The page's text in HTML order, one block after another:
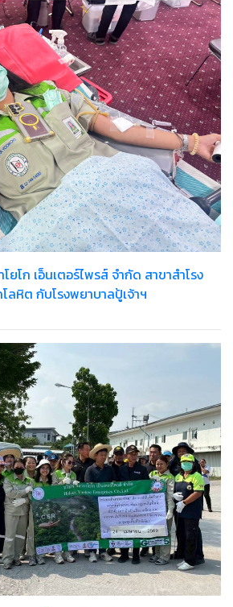
โก เอ็นเตอร์ไพรส์ จำกัด สาขาสำโรง
ลหิต กับโรงพยาบาลปู้เจ้าฯ